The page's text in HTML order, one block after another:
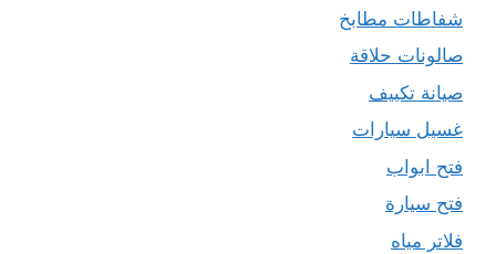
شفاطات مطابخ
صالونات حلاقة
صيانة تكييف
غسيل سيارات
فتح ابواب
فتح سيارة
فلاتر مياه